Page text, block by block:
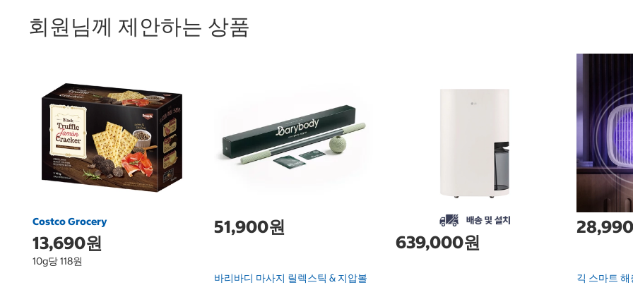
회원님께 제안하는 상품
Costco Grocery
13,690원
10g당 118원
51,900원
바리바디 마사지 릴렉스틱 & 지압볼
639,000원
긱 스마트